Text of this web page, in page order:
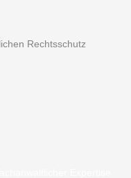
Rechtsschutz